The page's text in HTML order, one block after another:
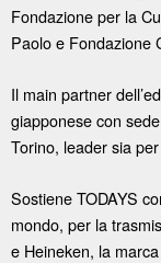
Fondazione per la
Paolo e Fondazione
Il main partner
giapponese con
Torino, leader sia
Sostiene TODAYS
mondo, per la
e Heineken, la